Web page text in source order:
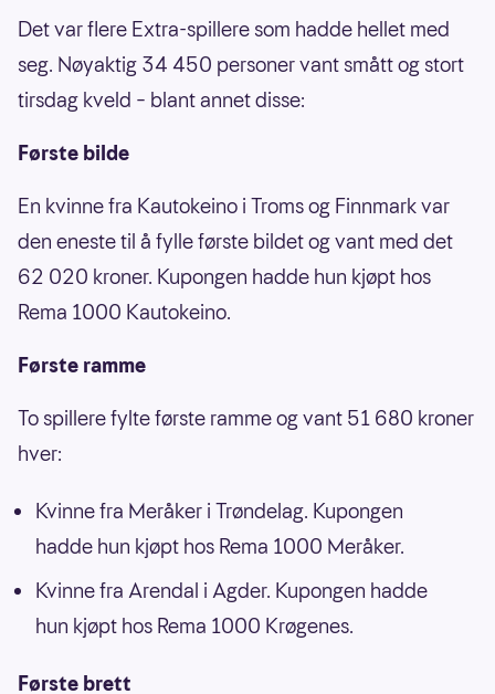
Det var flere Extra-spillere som hadde hellet med
seg. Nøyaktig 34 450 personer vant smått og stort
tirsdag kveld – blant annet disse:
Første bilde
En kvinne fra Kautokeino i Troms og Finnmark var
den eneste til å fylle første bildet og vant med det
62 020 kroner. Kupongen hadde hun kjøpt hos
Rema 1000 Kautokeino.
Første ramme
To spillere fylte første ramme og vant 51 680 kroner
hver:
Kvinne fra Meråker i Trøndelag. Kupongen
hadde hun kjøpt hos Rema 1000 Meråker.
Kvinne fra Arendal i Agder. Kupongen hadde
hun kjøpt hos Rema 1000 Krøgenes.
Første brett